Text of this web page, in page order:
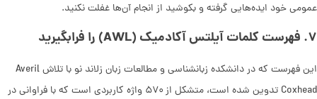
عمومی خود ایده‌هایی گرفته و بکوشید از انجام آن‌ها غفلت نکنید.
۷. فهرست کلمات آیلتس آکادمیک (AWL) را فرابگیرید
این فهرست که در دانشکده زبانشناسی و مطالعات زبان زلاند نو با تلاش Averil
Coxhead تدوین شده است، متشکل از ۵۷۰ واژه کاربردی است که با فراوانی در